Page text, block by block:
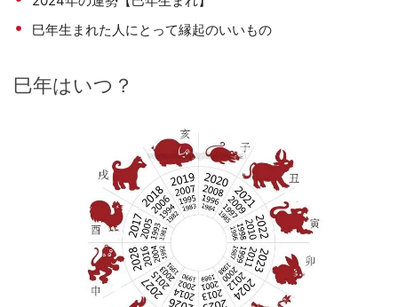
巳年生まれた人にとって縁起のいいもの
巳年はいつ？